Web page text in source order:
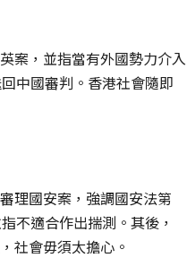
案，並指當有外國勢力介入
中國審判。香港社會隨即
理國安案，強調國安法第
不適合作出揣測。其後，
社會毋須太擔心。